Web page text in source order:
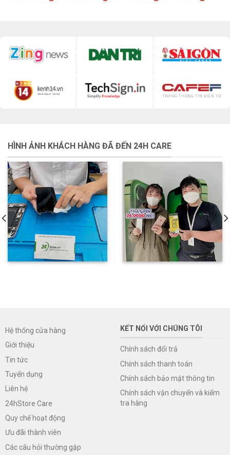
HÌNH ẢNH KHÁCH HÀNG ĐÃ ĐẾN 24H CARE
Hệ thống cửa hàng
Giới thiệu
Tin tức
Tuyển dụng
Liên hệ
24hStore Care
Quy chế hoạt động
Ưu đãi thành viên
Các câu hỏi thường gặp
KẾT NỐI VỚI CHÚNG TÔI
Chính sách đổi trả
Chính sách thanh toán
Chính sách bảo mật thông tin
Chính sách vận chuyển và kiểm
tra hàng